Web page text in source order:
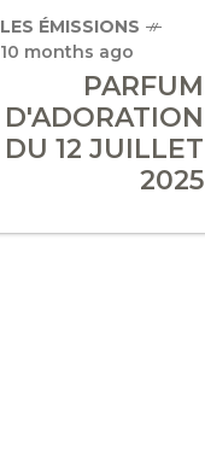
LES ÉMISSIONS
10 months ago
PARFUM
D'ADORATION
DU 12 JUILLET
2025